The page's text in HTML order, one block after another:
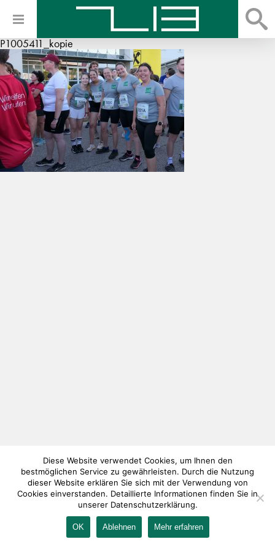
P1005411_kopie
IMPRESSUM KONTAKT AGB DATENSCHUTZ
Diese Website verwendet Cookies, um Ihnen den
bestmöglichen Service zu gewährleisten. Durch die Nutzung
dieser Website erklären Sie sich mit der Verwendung von
Cookies einverstanden. Detaillierte Informationen finden Sie in
unserer Datenschutzerklärung.
OK Ablehnen Mehr erfahren